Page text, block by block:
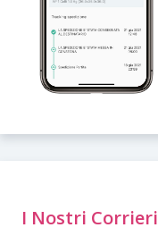
I Nostri Corrieri